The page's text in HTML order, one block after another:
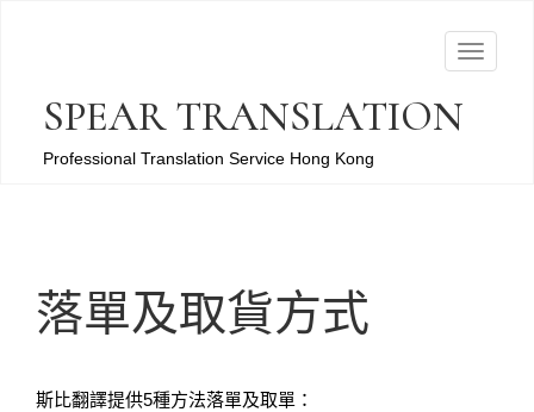
T
SPEAR TRANSLATION
Professional Translation Service Hong Kong
落單及取貨方式
斯比翻譯提供5種方法落單及取單：